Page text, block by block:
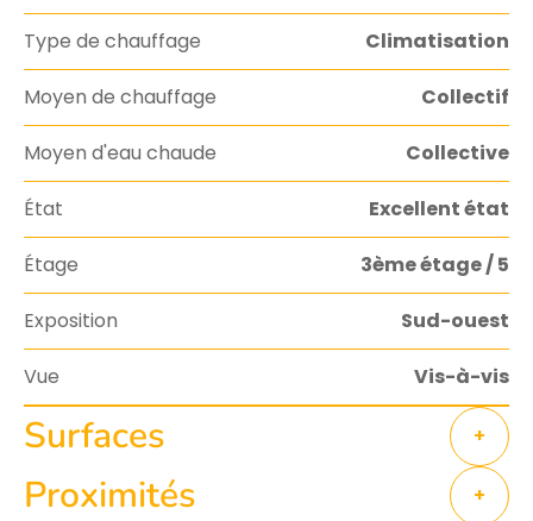
Type de chauffage Climatisation
Moyen de chauffage Collectif
Moyen d'eau chaude Collective
État Excellent état
Étage 3ème étage / 5
Exposition Sud-ouest
Vue Vis-à-vis
Surfaces +
Proximités +